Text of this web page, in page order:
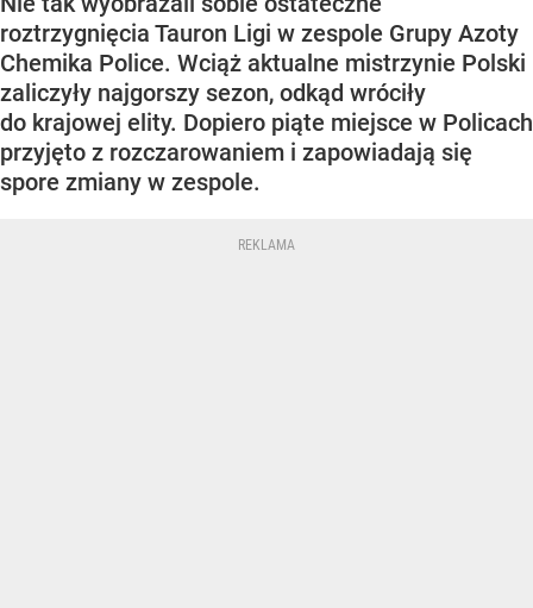
roztrzygnięcia Tauron Ligi w zespole Grupy Azoty
Chemika Police. Wciąż aktualne mistrzynie Polski
zaliczyły najgorszy sezon, odkąd wróciły
do krajowej elity. Dopiero piąte miejsce w Policach
przyjęto z rozczarowaniem i zapowiadają się
spore zmiany w zespole.